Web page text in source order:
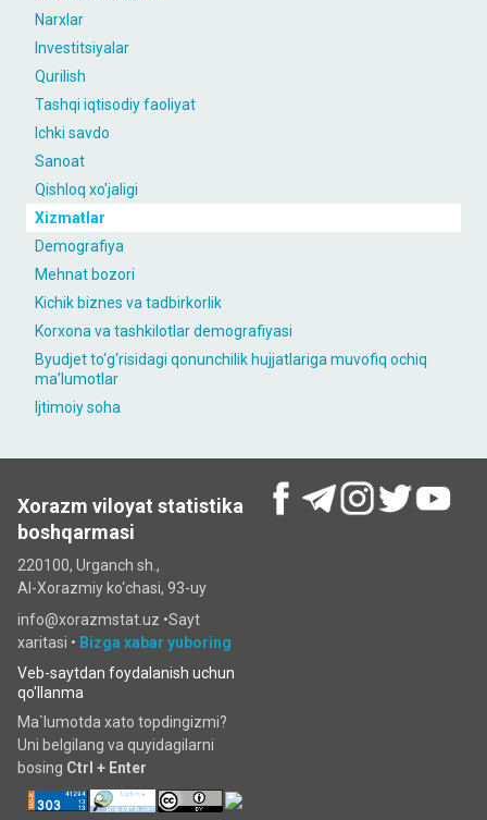
Narxlar
Investitsiyalar
Qurilish
Tashqi iqtisodiy faoliyat
Ichki savdo
Sanoat
Qishloq xo'jaligi
Xizmatlar
Demografiya
Mehnat bozori
Kichik biznes va tadbirkorlik
Korxona va tashkilotlar demografiyasi
Byudjet to‘g‘risidagi qonunchilik hujjatlariga muvofiq ochiq
maʼlumotlar
Ijtimoiy soha
Xorazm viloyat statistika
boshqarmasi
220100, Urganch sh.,
Al-Xorazmiy ko‘chаsi, 93-uy
info@xorazmstat.uz •Sayt
xaritasi • Bizga xabar yuboring
Veb-saytdan foydalanish uchun
qo'llanma
Ma`lumotda xato topdingizmi?
Uni belgilang va quyidagilarni
bosing Ctrl + Enter